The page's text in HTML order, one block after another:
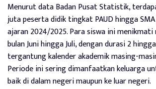
Menurut data Badan Pusat Statistik,
juta peserta didik tingkat PAUD hingga
ajaran 2024/2025. Para siswa ini menikmati
bulan Juni hingga Juli, dengan durasi 2
tergantung kalender akademik masing-
Periode ini sering dimanfaatkan keluarga
baik di dalam negeri maupun ke luar negeri.